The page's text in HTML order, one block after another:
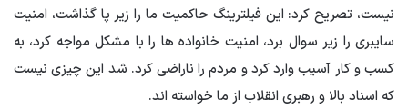
نیست، تصریح کرد: این فیلترینگ حاکمیت ما را زیر پا گذاشت، امنیت
سایبری را زیر سوال برد، امنیت خانواده ها را با مشکل مواجه کرد، به
کسب و کار آسیب وارد کرد و مردم را ناراضی کرد. شد این چیزی نیست
که اسناد بالا و رهبری انقلاب از ما خواسته اند.